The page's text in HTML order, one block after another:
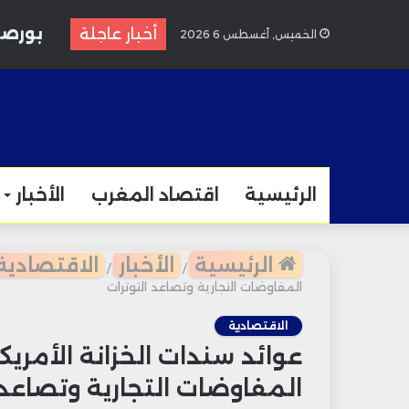
الخميس, أغسطس 6 2026 أخبار عاجلة
الرئيسية اقتصاد المغرب الأخبار
الرئيسية / الأخبار /
المفاوضات التجارية وتصاعد التوترات
الاقتصادية
عوائد سندات الخزانة
المفاوضات التجارية